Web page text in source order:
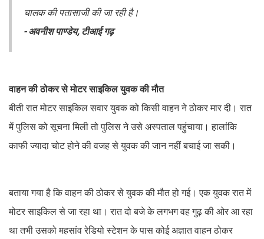
चालक की पतासाजी की जा रही है।
- अवनीश पाण्डेय, टीआई गढ़
वाहन की ठोकर से मोटर साइकिल युवक की मौत
बीती रात मोटर साइकिल सवार युवक को किसी वाहन ने ठोकर मार दी। रात
में पुलिस को सूचना मिली तो पुलिस ने उसे अस्पताल पहुंचाया। हालांकि
काफी ज्यादा चोट होने की वजह से युवक की जान नहीं बचाई जा सकी।
बताया गया है कि वाहन की ठोकर से युवक की मौत हो गई। एक युवक रात में
मोटर साइकिल से जा रहा था। रात दो बजे के लगभग वह गुढ़ की ओर आ रहा
था तभी उसको महसांव रेडियो स्टेशन के पास कोई अज्ञात वाहन ठोकर